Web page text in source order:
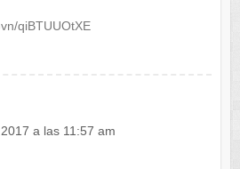
qiBTUUOtXE
a las 11:57 am